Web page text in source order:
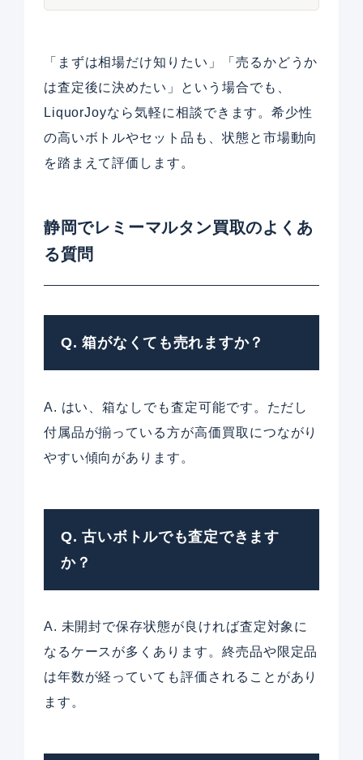
「まずは相場だけ知りたい」「売るかどうか
は査定後に決めたい」という場合でも、
LiquorJoyなら気軽に相談できます。希少性
の高いボトルやセット品も、状態と市場動向
を踏まえて評価します。
静岡でレミーマルタン買取のよくあ
る質問
Q. 箱がなくても売れますか？
A. はい、箱なしでも査定可能です。ただし
付属品が揃っている方が高価買取につながり
やすい傾向があります。
Q. 古いボトルでも査定できます
か？
A. 未開封で保存状態が良ければ査定対象に
なるケースが多くあります。終売品や限定品
は年数が経っていても評価されることがあり
ます。